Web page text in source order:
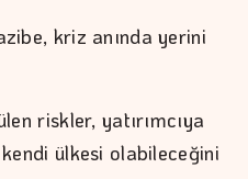
kriz anında yerini
riskler, yatırımcıya
ülkesi olabileceğini